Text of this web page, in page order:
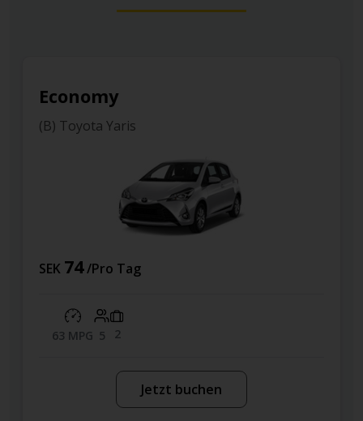
Economy
(B) Toyota Yaris
SEK 74/Pro Tag
63 MPG 5 2
Jetzt buchen